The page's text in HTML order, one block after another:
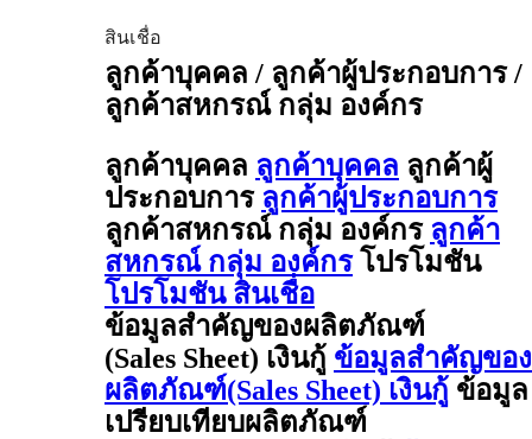
สินเชื่อ
ลูกค้าบุคคล / ลูกค้าผู้ประกอบการ /
ลูกค้าสหกรณ์ กลุ่ม องค์กร
ลูกค้าบุคคล ลูกค้าบุคคล ลูกค้าผู้
ประกอบการ ลูกค้าผู้ประกอบการ
ลูกค้าสหกรณ์ กลุ่ม องค์กร ลูกค้า
สหกรณ์ กลุ่ม องค์กร โปรโมชัน
โปรโมชัน สินเชื่อ
ข้อมูลสำคัญของผลิตภัณฑ์
(Sales Sheet) เงินกู้ ข้อมูลสำคัญของ
ผลิตภัณฑ์(Sales Sheet) เงินกู้ ข้อมูล
เปรียบเทียบผลิตภัณฑ์